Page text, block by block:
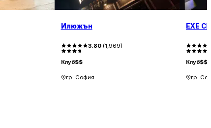
Илюжън
3.80(1,969)
Клуб$$
гр. София
EXE
Клуб$$
гр.